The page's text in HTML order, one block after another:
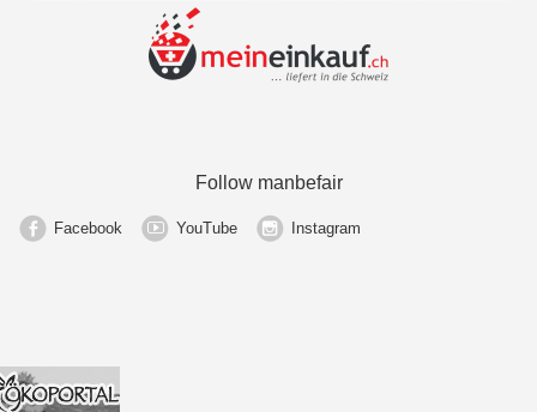
Follow manbefair
Facebook YouTube Instagram